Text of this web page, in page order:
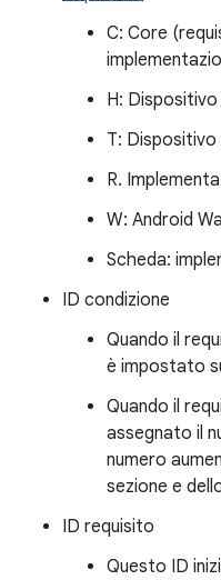
C: Core
H:
T: Dispositivo
R.
W: Android
Scheda:
ID condizione
Quando il
è impostato
Quando il
assegnato il
numero
sezione e
ID requisito
Questo ID